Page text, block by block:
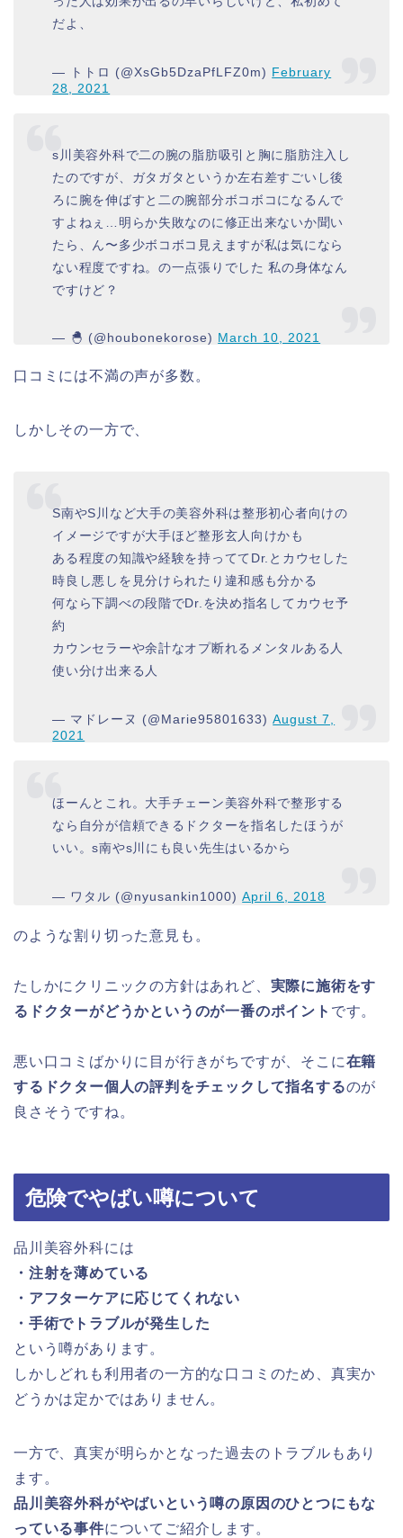
だよ、
— トトロ (@XsGb5DzaPfLFZ0m) February
28, 2021
s川美容外科で二の腕の脂肪吸引と胸に脂肪注入し
たのですが、ガタガタというか左右差すごいし後
ろに腕を伸ばすと二の腕部分ボコボコになるんで
すよねぇ…明らか失敗なのに修正出来ないか聞い
たら、ん〜多少ボコボコ見えますが私は気になら
ない程度ですね。の一点張りでした 私の身体なん
ですけど？
— 🐣 (@houbonekorose) March 10, 2021
口コミには不満の声が多数。
しかしその一方で、
S南やS川など大手の美容外科は整形初心者向けの
イメージですが大手ほど整形玄人向けかも
ある程度の知識や経験を持っててDr.とカウセした
時良し悪しを見分けられたり違和感も分かる
何なら下調べの段階でDr.を決め指名してカウセ予
約
カウンセラーや余計なオプ断れるメンタルある人
使い分け出来る人
— マドレーヌ (@Marie95801633)August 7,
2021
ほーんとこれ。大手チェーン美容外科で整形する
なら自分が信頼できるドクターを指名したほうが
いい。s南やs川にも良い先生はいるから
— ワタル (@nyusankin1000)April 6, 2018
のような割り切った意見も。
たしかにクリニックの方針はあれど、 実際に施術をす
るドクターがどうかというのが一番のポイント です。
悪い口コミばかりに目が行きがちですが、そこに在籍
するドクター個人の評判をチェックして指名するのが
良さそうですね。
危険でやばい噂について
品川美容外科には
・注射を薄めている
・アフターケアに応じてくれない
・手術でトラブルが発生した
という噂があります。
しかしどれも利用者の一方的な口コミのため、真実か
どうかは定かではありません。
一方で、真実が明らかとなった過去のトラブルもあり
ます。
品川美容外科がやばいという噂の原因のひとつにもな
っている事件についてご紹介します。